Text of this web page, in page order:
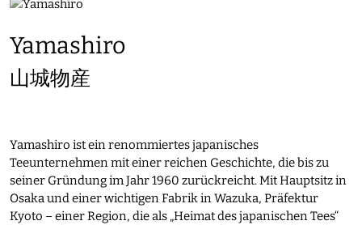
Yamashiro
山城物産
Yamashiro ist ein renommiertes japanisches
Teeunternehmen mit einer reichen Geschichte, die bis zu
seiner Gründung im Jahr 1960 zurückreicht. Mit Hauptsitz in
Osaka und einer wichtigen Fabrik in Wazuka, Präfektur
Kyoto – einer Region, die als „Heimat des japanischen Tees“